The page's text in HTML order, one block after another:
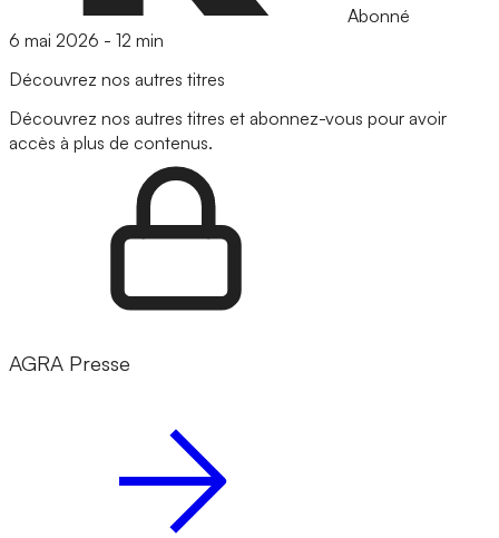
Abonné
6 mai 2026 - 12 min
Découvrez nos autres titres
Découvrez nos autres titres et abonnez-vous pour avoir
accès à plus de contenus.
AGRA Presse